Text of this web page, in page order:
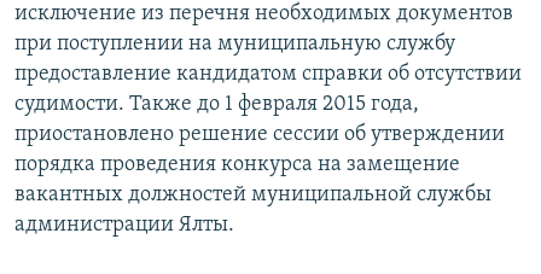
исключение из перечня необходимых документов
при поступлении на муниципальную службу
предоставление кандидатом справки об отсутствии
судимости. Также до 1 февраля 2015 года,
приостановлено решение сессии об утверждении
порядка проведения конкурса на замещение
вакантных должностей муниципальной службы
администрации Ялты.